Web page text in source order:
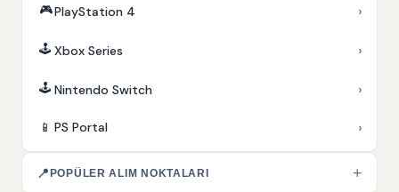
🎮PlayStation 4 ›
🕹️ Xbox Series ›
🕹️ Nintendo Switch ›
📱 PS Portal ›
📍 POPÜLER ALIM NOKTALARI +